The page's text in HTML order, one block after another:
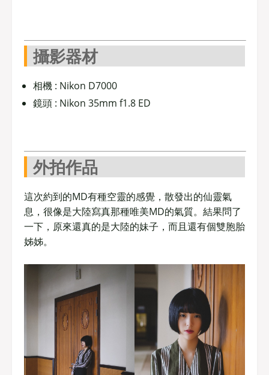
攝影器材
相機 : Nikon D7000
鏡頭 : Nikon 35mm f1.8 ED
外拍作品
這次約到的MD有種空靈的感覺，散發出的仙靈氣
息，很像是大陸寫真那種唯美MD的氣質。結果問了
一下，原來還真的是大陸的妹子，而且還有個雙胞胎
姊姊。